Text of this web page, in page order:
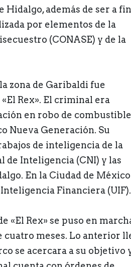
además de ser a
por elementos de la
(CONASE) y de la
zona de Garibaldi fue
Rex». El criminal era
en robo de
Nueva Generación. Su
de inteligencia de la
de Inteligencia (CNI) y las
En la Ciudad de México
Financiera (UIF).
«El Rex» se puso en
meses. Lo anterior
se acercara a su objetivo